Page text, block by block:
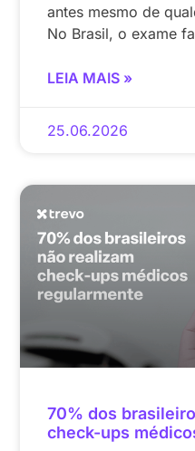
antes mesmo de
No Brasil, o exame
LEIA MAIS »
25.06.2026
70% dos
check-ups